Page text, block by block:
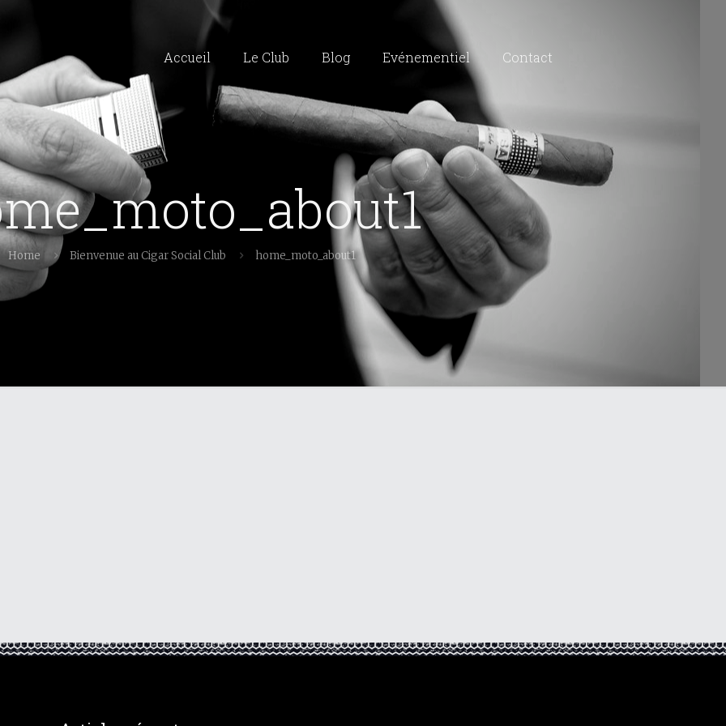
Accueil Le Club Blog Evénementiel Contact
Home Bienvenue au Cigar Social Club home_moto_about1